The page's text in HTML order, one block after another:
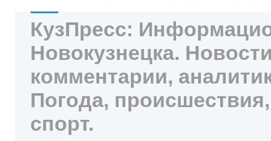
КузПресс:
Новокузнецка.
комментарии,
Погода,
спорт.